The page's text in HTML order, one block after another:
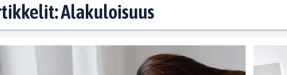
Alakuloisuus